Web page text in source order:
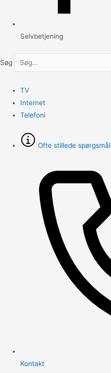
Selvbetjening
Søg
TV
Internet
Telefoni
Ofte stillede spørgsmål
Kontakt